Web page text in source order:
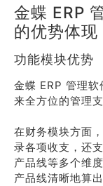
金蝶 ERP
的优势体现
功能模块优势
金蝶 ERP 管理
来全方位的管理支
在财务模块方面
录各项收支，还
产品线等多个维
产品线清晰地算